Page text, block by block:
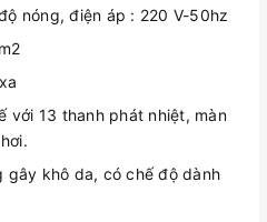
nóng, điện áp : 220 V-50hz
với 13 thanh phát nhiệt, màn
gây khô da, có chế độ dành